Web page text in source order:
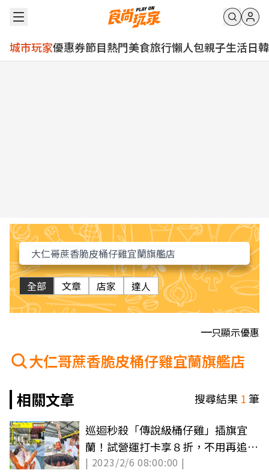
城市玩家優惠券節目熱門美食旅行懶人包親子生活日韓
全部 文章 店家 達人
只顯示優惠
大仁哥蔗香脆皮桶仔雞宜蘭旗艦店
相關文章
搜尋結果 1筆
巡迴秒殺「傳說級桶仔雞」插旗宜
蘭！試營運打卡享８折，不用再追著
餐車跑啦
| 2023/2/6 08:00:00 |